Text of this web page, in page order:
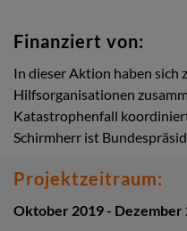
Finanziert von:
In dieser Aktion haben sich
Hilfsorganisationen
Katastrophenfall
Schirmherr ist
Projektzeitraum:
Oktober 2019 - Dezember